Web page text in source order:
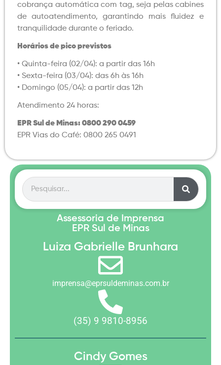
Assessoria de Imprensa
EPR Sul de Minas
Luiza Gabrielle Brunhara
imprensa@eprsuldeminas.com.br
(35) 9 9810-8956
Cindy Gomes
cobrança automática com tag, seja pelas cabines
de autoatendimento, garantindo mais fluidez e
tranquilidade durante o feriado.
Horários de pico previstos
• Quinta-feira (02/04): a partir das 16h
• Sexta-feira (03/04): das 6h às 16h
• Domingo (05/04): a partir das 12h
Atendimento 24 horas:
EPR Sul de Minas: 0800 290 0459
EPR Vias do Café: 0800 265 0491